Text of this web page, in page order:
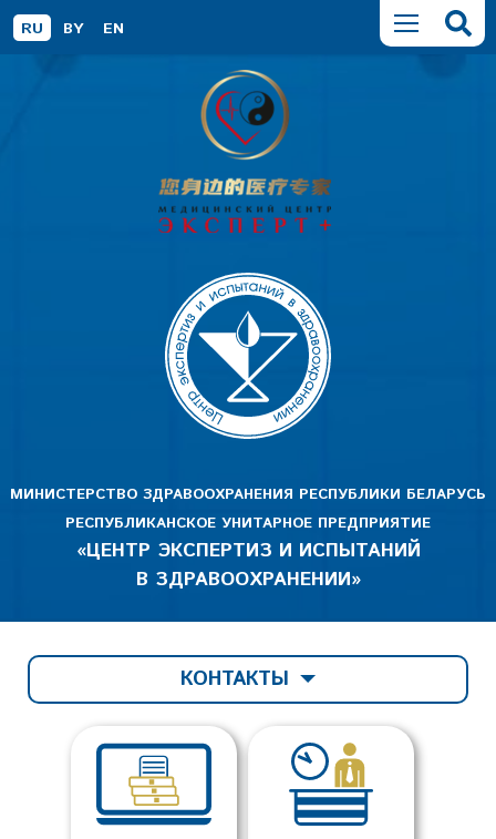
RU BY EN
МИНИСТЕРСТВО ЗДРАВООХРАНЕНИЯ РЕСПУБЛИКИ БЕЛАРУСЬ
РЕСПУБЛИКАНСКОЕ УНИТАРНОЕ ПРЕДПРИЯТИЕ
«ЦЕНТР ЭКСПЕРТИЗ И ИСПЫТАНИЙ
В ЗДРАВООХРАНЕНИИ»
КОНТАКТЫ